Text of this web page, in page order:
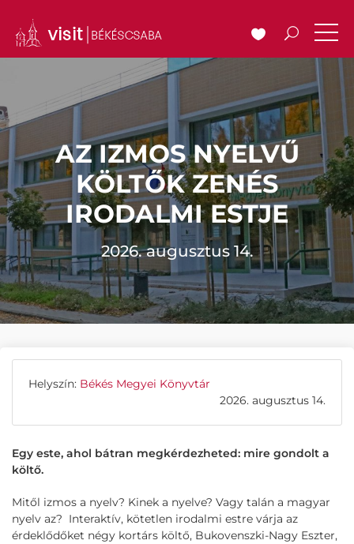
AZ IZMOS NYELVŰ
KÖLTŐK ZENÉS
IRODALMI ESTJE
2026. augusztus 14.
Helyszín: Békés Megyei Könyvtár
2026. augusztus 14.
Egy este, ahol bátran megkérdezheted: mire gondolt a
költő.
Mitől izmos a nyelv? Kinek a nyelve? Vagy talán a magyar
nyelv az? Interaktív, kötetlen irodalmi estre várja az
érdeklődőket négy kortárs költő, Bukovenszki-Nagy Eszter,